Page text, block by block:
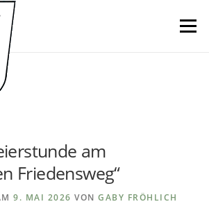
Menü
am
Friedensweg“
9. MAI 2026 VONGABY FRÖHLICH